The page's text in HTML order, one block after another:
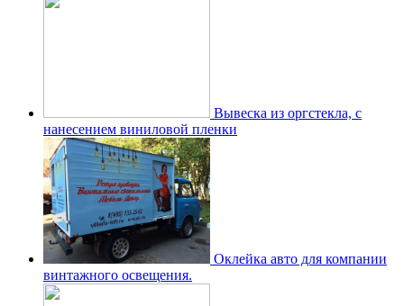
Вывеска из оргстекла, с
нанесением виниловой пленки
Оклейка авто для компании
винтажного освещения.